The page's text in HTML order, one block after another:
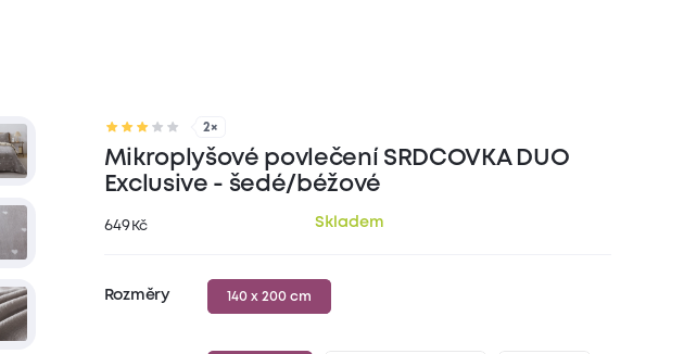
2×
Mikroplyšové povlečení SRDCOVKA DUO
Exclusive - šedé/béžové
649 Kč Skladem
Rozměry 140 x 200 cm